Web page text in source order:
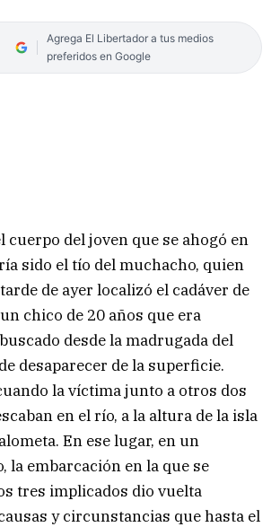
Agrega El Libertador a tus medios
preferidos en Google
del joven que se ahogó en
sido el tío del muchacho, quien
de ayer localizó el cadáver de
chico de 20 años que era
desde la madrugada del
desaparecer de la superficie.
la víctima junto a otros dos
en el río, a la altura de la isla
En ese lugar, en un
la embarcación en la que se
tres implicados dio vuelta
y circunstancias que hasta el